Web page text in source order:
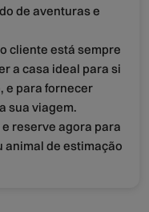
de aventuras e
cliente está sempre
a casa ideal para si
e para fornecer
sua viagem.
reserve agora para
animal de estimação